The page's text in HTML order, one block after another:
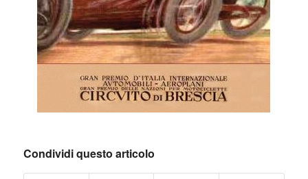
Condividi questo articolo